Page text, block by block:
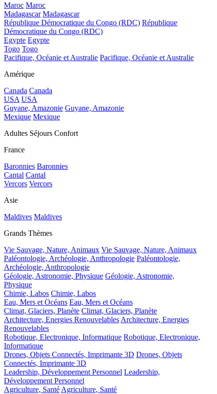
Maroc Maroc
Madagascar Madagascar
République Démocratique du Congo (RDC) République
Démocratique du Congo (RDC)
Egypte Egypte
Togo Togo
Pacifique, Océanie et Australie Pacifique, Océanie et Australie
Amérique
Canada Canada
USA USA
Guyane, Amazonie Guyane, Amazonie
Mexique Mexique
Adultes Séjours Confort
France
Baronnies Baronnies
Cantal Cantal
Vercors Vercors
Asie
Maldives Maldives
Grands Thèmes
Vie Sauvage, Nature, Animaux Vie Sauvage, Nature, Animaux
Paléontologie, Archéologie, Anthropologie Paléontologie,
Archéologie, Anthropologie
Géologie, Astronomie, Physique Géologie, Astronomie,
Physique
Chimie, Labos Chimie, Labos
Eau, Mers et Océans Eau, Mers et Océans
Climat, Glaciers, Planète Climat, Glaciers, Planète
Architecture, Energies Renouvelables Architecture, Energies
Renouvelables
Robotique, Electronique, Informatique Robotique, Electronique,
Informatique
Drones, Objets Connectés, Imprimante 3D Drones, Objets
Connectés, Imprimante 3D
Leadership, Développement Personnel Leadership,
Développement Personnel
Agriculture, Santé Agriculture, Santé